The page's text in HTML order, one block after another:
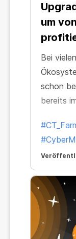
um
Bei
schon
bereits